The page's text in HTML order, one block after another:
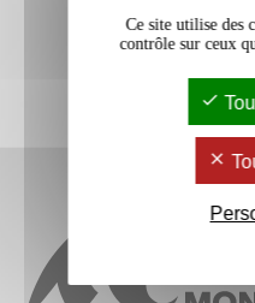
Ce site utilise des
contrôle sur ceux